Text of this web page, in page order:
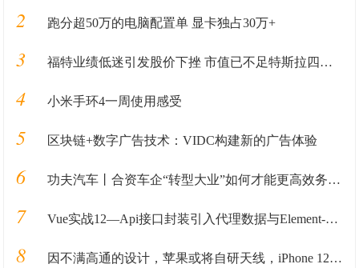
2 跑分超50万的电脑配置单 显卡独占30万+
3 福特业绩低迷引发股价下挫 市值已不足特斯拉四分之一
4 小米手环4一周使用感受
5 区块链+数字广告技术：VIDC构建新的广告体验
6 功夫汽车丨合资车企“转型大业”如何才能更高效务实？这家车企做了一次有益尝试！
7 Vue实战12—Api接口封装引入代理数据与Element-ui库
8 因不满高通的设计，苹果或将自研天线，iPhone 12的信号有救了？